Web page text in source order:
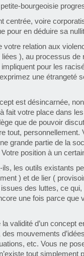
bourgeoisie
centrée, voire
pour en déduire sa
votre relation aux
), au processus de
impliquent pour les
une étrangeté
est désincarnée,
fait votre place dans
que de pouvoir
tout, personnellement.
grande partie de la
position à un
les outils existants
) et de lier (
des luttes, ce
une fois parce que
validité d’un concept
mouvements
etc. Vous ne
tout simplement